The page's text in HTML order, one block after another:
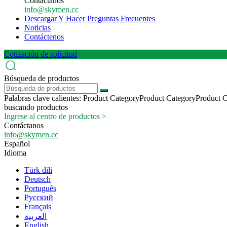
info@skymen.cc
Descargar Y Hacer Preguntas Frecuentes
Noticias
Contáctenos
Cotización de solicitud
Búsqueda de productos
Palabras clave calientes: Product CategoryProduct CategoryProduct
buscando productos
Ingrese al centro de productos >
Contáctanos
info@skymen.cc
Español
Idioma
Türk dili
Deutsch
Português
Pусский
Français
العربية
English